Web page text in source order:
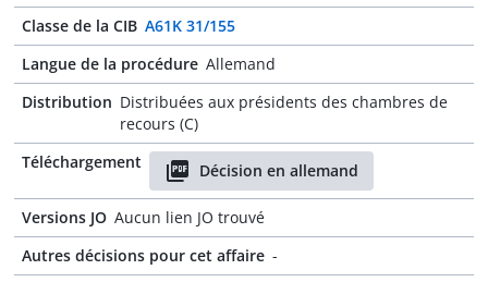
Classe de la CIB A61K 31/155
Langue de la procédure Allemand
Distribution Distribuées aux présidents des chambres de
recours (C)
Téléchargement
Décision en allemand
Versions JO Aucun lien JO trouvé
Autres décisions pour cet affaire -